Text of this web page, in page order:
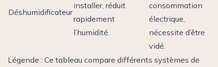
Déshumidificateur
installer, réduit
rapidement
l’humidité.
consommation
électrique,
nécessite d’être
vidé.
Légende : Ce tableau compare différents systèmes de